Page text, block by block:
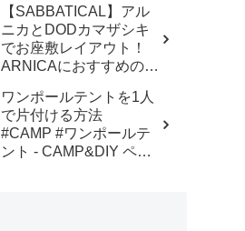
#snowpeak - 坊主キャン
パー@キンボウズ
【SABBATICAL】アル
ニカとDODカマザシキ
でお座敷レイアウト！
ARNICAにおすすめのキ
キャンプ - SOTOASOBI
ワンポールテントを1人
で片付ける方法
#CAMP #ワンポールテ
ント - CAMP&DIY ペグ